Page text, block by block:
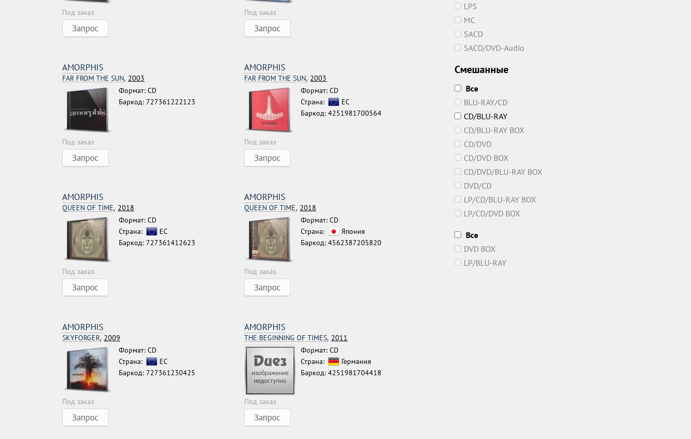
Под заказ
Запрос
Под заказ
Запрос
AMORPHIS
FAR FROM THE SUN, 2003
Формат: CD
Баркод: 727361222123
Под заказ
Запрос
AMORPHIS
FAR FROM THE SUN, 2003
Формат: CD
Страна:
ЕС
Баркод: 4251981700564
Под заказ
Запрос
AMORPHIS
QUEEN OF TIME, 2018
Формат: CD
Страна:
ЕС
Баркод: 727361412623
Под заказ
Запрос
AMORPHIS
QUEEN OF TIME, 2018
Формат: CD
Страна:
Япония
Баркод: 4562387205820
Под заказ
Запрос
AMORPHIS
SKYFORGER, 2009
Формат: CD
Страна:
ЕС
Баркод: 727361230425
Под заказ
Запрос
AMORPHIS
THE BEGINNING OF TIMES, 2011
Формат: CD
Страна:
Германия
Баркод: 4251981704418
Под заказ
Запрос
LPS
MC
SACD
SACD/DVD-Audio
Смешанные
Все
BLU-RAY/CD
CD/BLU-RAY
CD/BLU-RAY BOX
CD/DVD
CD/DVD BOX
CD/DVD/BLU-RAY BOX
DVD/CD
LP/CD/BLU-RAY BOX
LP/CD/DVD BOX
Все
DVD BOX
LP/BLU-RAY